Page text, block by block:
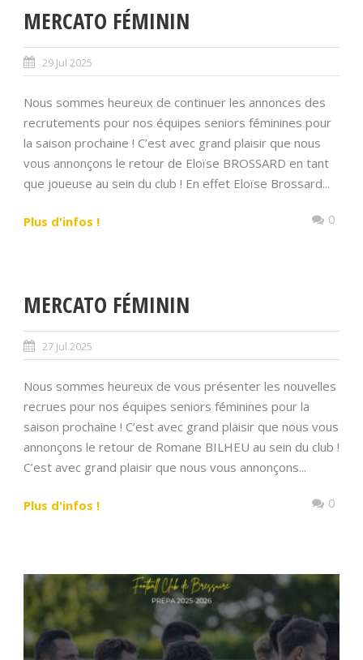
MERCATO FÉMININ
29 Jul 2025
Nous sommes heureux de continuer les annonces des
recrutements pour nos équipes seniors féminines pour
la saison prochaine ! C’est avec grand plaisir que nous
vous annonçons le retour de Eloïse BROSSARD en tant
que joueuse au sein du club ! En effet Eloïse Brossard...
Plus d'infos ! 0
MERCATO FÉMININ
27 Jul 2025
Nous sommes heureux de vous présenter les nouvelles
recrues pour nos équipes seniors féminines pour la
saison prochaine ! C’est avec grand plaisir que nous vous
annonçons le retour de Romane BILHEU au sein du club !
C’est avec grand plaisir que nous vous annonçons...
Plus d'infos ! 0